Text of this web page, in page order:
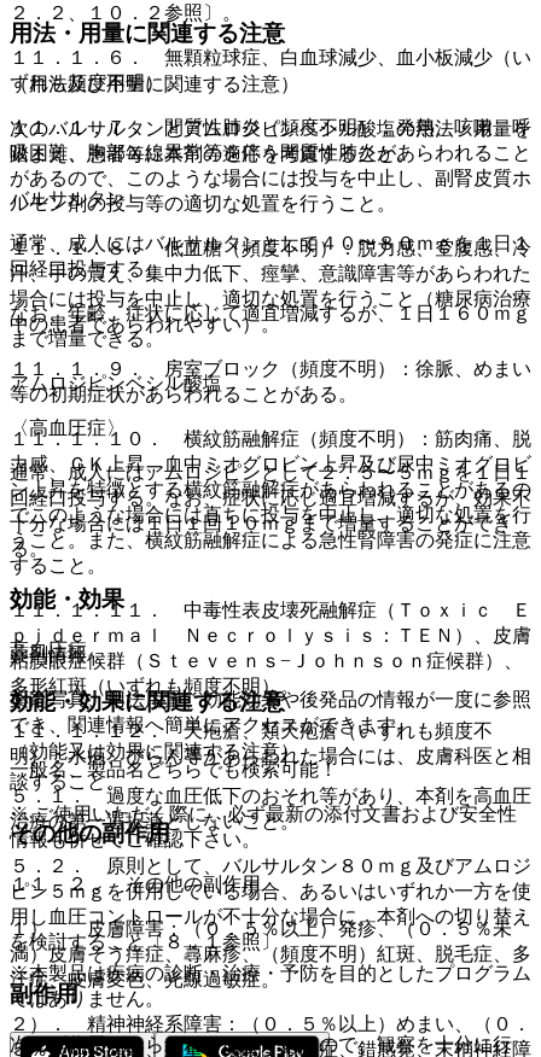
２．２、１０．２参照〕。
１１．１．６． 無顆粒球症、白血球減少、血小板減少（い
ずれも頻度不明）。
１１．１．７． 間質性肺炎（頻度不明）：発熱、咳嗽、呼
吸困難、胸部Ｘ線異常等を伴う間質性肺炎があらわれること
があるので、このような場合には投与を中止し、副腎皮質ホ
ルモン剤の投与等の適切な処置を行うこと。
１１．１．８． 低血糖（頻度不明）：脱力感、空腹感、冷
汗、手の震え、集中力低下、痙攣、意識障害等があらわれた
場合には投与を中止し、適切な処置を行うこと（糖尿病治療
中の患者であらわれやすい）。
１１．１．９． 房室ブロック（頻度不明）：徐脈、めまい
等の初期症状があらわれることがある。
１１．１．１０． 横紋筋融解症（頻度不明）：筋肉痛、脱
力感、ＣＫ上昇、血中ミオグロビン上昇及び尿中ミオグロビ
ン上昇を特徴とする横紋筋融解症があらわれることがあるの
でこのような場合には直ちに投与を中止し、適切な処置を行
うこと。また、横紋筋融解症による急性腎障害の発症に注意
すること。
１１．１．１１． 中毒性表皮壊死融解症（Ｔｏｘｉｃ Ｅ
ｐｉｄｅｒｍａｌ Ｎｅｃｒｏｌｙｓｉｓ：ＴＥＮ）、皮膚
粘膜眼症候群（Ｓｔｅｖｅｎｓ−Ｊｏｈｎｓｏｎ症候群）、
多形紅斑（いずれも頻度不明）。
１１．１．１２． 天疱瘡、類天疱瘡（いずれも頻度不
明）：水疱、びらん等があらわれた場合には、皮膚科医と相
談すること。
その他の副作用
１１．２． その他の副作用
１）． 皮膚障害：（０．５％以上）発疹、（０．５％未
満）皮膚そう痒症、蕁麻疹、（頻度不明）紅斑、脱毛症、多
汗症、皮膚変色、光線過敏症。
２）． 精神神経系障害：（０．５％以上）めまい、（０．
５％未満）頭痛、頭重、傾眠、不眠症、錯感覚、末梢神経障
用法・用量に関連する注意
（用法及び用量に関連する注意）
次のバルサルタンとアムロジピンベシル酸塩の用法・用量を
踏まえ、患者毎に本剤の適応を考慮すること。
バルサルタン
通常、成人にはバルサルタンとして４０〜８０ｍｇを１日１
回経口投与する。
なお、年齢、症状に応じて適宜増減するが、１日１６０ｍｇ
まで増量できる。
アムロジピンベシル酸塩
〈高血圧症〉
通常、成人にはアムロジピンとして２．５〜５ｍｇを１日１
回経口投与する。なお、症状に応じ適宜増減するが、効果不
十分な場合には１日１回１０ｍｇまで増量することができ
る。
効能・効果
高血圧症。
効能・効果に関連する注意
（効能又は効果に関連する注意）
５．１． 過度な血圧低下のおそれ等があり、本剤を高血圧
治療の第一選択薬としないこと。
５．２． 原則として、バルサルタン８０ｍｇ及びアムロジ
ピン５ｍｇを併用している場合、あるいはいずれか一方を使
用し血圧コントロールが不十分な場合に、本剤への切り替え
を検討すること〔８．１参照〕。
副作用
次の副作用があらわれることがあるので、観察を十分に行
薬剤情報
薬剤写真、用法用量、効能効果や後発品の情報が一度に参照
でき、関連情報へ簡単にアクセスができます。
一般名、製品名どちらでも検索可能！
※ ご使用いただく際に、必ず最新の添付文書および安全性
情報も併せてご確認下さい。
※本製品は疾病の診断・治療・予防を目的としたプログラム
ではありません。